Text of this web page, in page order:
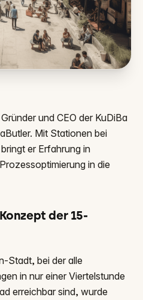
und CEO der KuDiBa
Mit Stationen bei
er Erfahrung in
in die
der 15-
Stadt, bei der alle
in nur einer Viertelstunde
erreichbar sind, wurde